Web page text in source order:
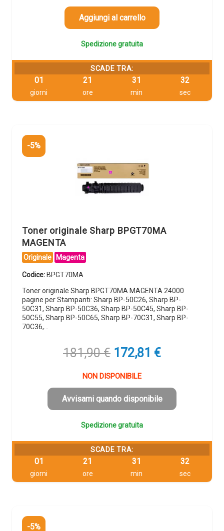
era:
181,90 €.
Aggiungi al carrello
Spedizione gratuita
SCADE TRA:
01
giorni
21
ore
31
min
32
sec
-5%
Toner originale Sharp BPGT70MA
MAGENTA
Originale Magenta
Codice: BPGT70MA
Toner originale Sharp BPGT70MA MAGENTA 24000
pagine per Stampanti: Sharp BP-50C26, Sharp BP-
50C31, Sharp BP-50C36, Sharp BP-50C45, Sharp BP-
50C55, Sharp BP-50C65, Sharp BP-70C31, Sharp BP-
70C36,…
181,90€ Il
prezzo
originale
era:
181,90 €.
172,81 €Il
è:
172,81 €.
NON DISPONIBILE
Avvisami quando disponibile
Spedizione gratuita
SCADE TRA:
01
giorni
21
ore
31
min
32
sec
-5%